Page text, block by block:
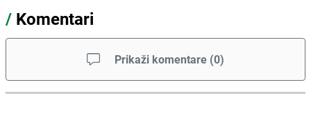
/ Komentari
Prikaži komentare (0)